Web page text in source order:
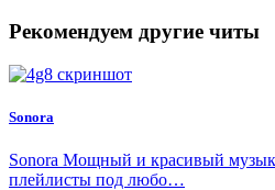
Рекомендуем другие читы
Sonora
Sonora Мощный и красивый
плейлисты под любо…